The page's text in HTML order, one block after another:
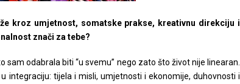
kroz umjetnost, somatske prakse, kreativnu direkciju i
znači za tebe?
odabrala biti “u svemu” nego zato što život nije linearan.
integraciju: tijela i misli, umjetnosti i ekonomije, duhovnosti i